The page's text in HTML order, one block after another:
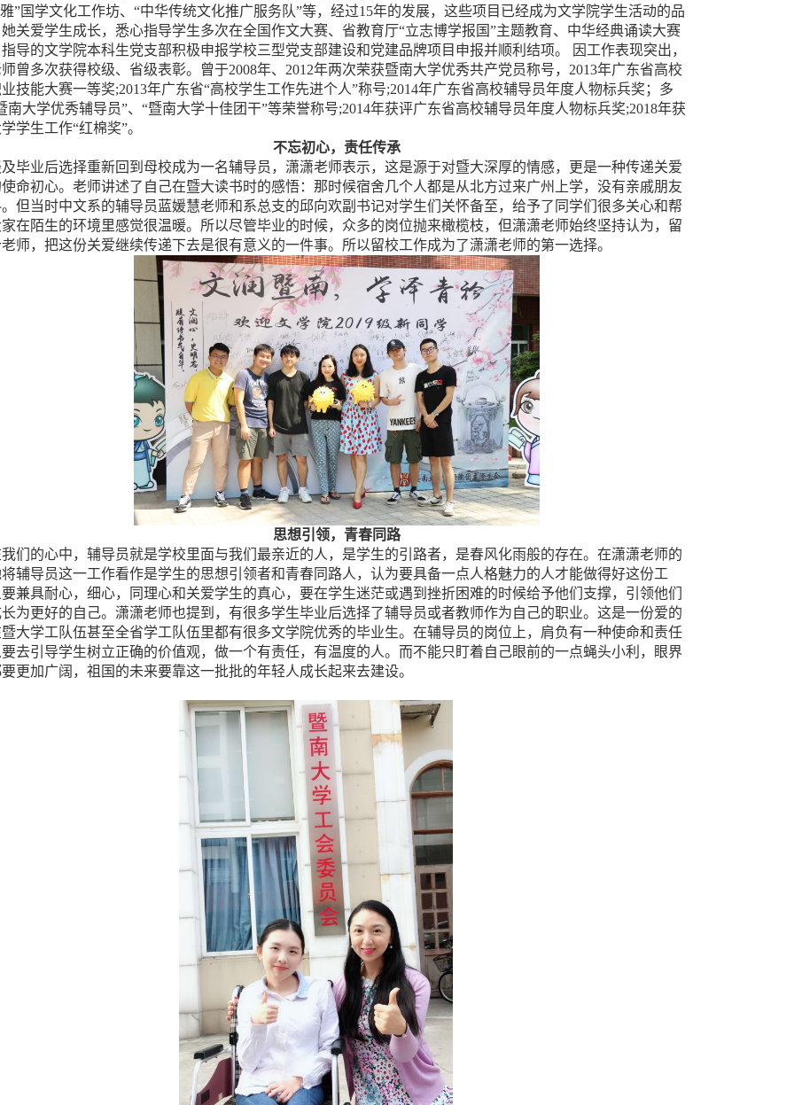
”国学文化工作坊、“中华传统文化推广服务队”等，经过15年的发展，这些项目已经成为文学院学生活动的品
关爱学生成长，悉心指导学生多次在全国作文大赛、省教育厅“立志博学报国”主题教育、中华经典诵读大赛
导的文学院本科生党支部积极申报学校三型党支部建设和党建品牌项目申报并顺利结项。 因工作表现突出，
曾多次获得校级、省级表彰。曾于2008年、 2012年两次荣获暨南大学优秀共产党员称号， 2013年广东省高校
技能大赛一等奖;2013年广东省“高校学生工作先进个人”称号;2014年广东省高校辅导员年度人物标兵奖；多
南大学优秀辅导员”、“暨南大学十佳团干”等荣誉称号;2014年获评广东省高校辅导员年度人物标兵奖;2018年获
学生工作“红棉奖”。
不忘初心，责任传承
毕业后选择重新回到母校成为一名辅导员，潇潇老师表示，这是源于对暨大深厚的情感，更是一种传递关爱
命初心。老师讲述了自己在暨大读书时的感悟：那时候宿舍几个人都是从北方过来广州上学，没有亲戚朋友
但当时中文系的辅导员蓝媛慧老师和系总支的邱向欢副书记对学生们关怀备至，给予了同学们很多关心和帮
在陌生的环境里感觉很温暖。所以尽管毕业的时候，众多的岗位抛来橄榄枝，但潇潇老师始终坚持认为，留
师，把这份关爱继续传递下去是很有意义的一件事。所以留校工作成为了潇潇老师的第一选择。
思想引 领，青春同路
们的心中，辅导员就是学校里面与我们最亲近的人，是学生的引路者，是春风化雨般的存在。在潇潇老师的
辅导员这一工作看作是学生的思想引领者和青春同路人，认为要具备一点人格魅力的人才能做得好这份工
兼具耐心，细心，同理心和关爱学生的真心，要在学生迷茫或遇到挫折困难的时候给予他们支撑，引领他们
为更好的自己。潇潇老师也提到，有很多学生毕业后选择了辅导员或者教师作为自己的职业。这是一份爱的
大学工队伍甚至全省学工队伍里都有很多文学院优秀的毕业生。在辅导员的岗位上，肩负有一种使命和责任
去引导学生树立正确的价值观，做一个有责任，有温度的人。而不能只盯着自己眼前的一点蝇头小利，眼界
更加广阔，祖国的未来要靠这一批批的年轻人成长起来去建设。